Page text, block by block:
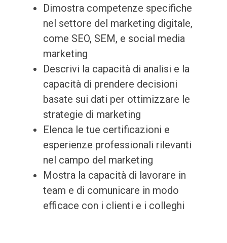
Dimostra competenze specifiche
nel settore del marketing digitale,
come SEO, SEM, e social media
marketing
Descrivi la capacità di analisi e la
capacità di prendere decisioni
basate sui dati per ottimizzare le
strategie di marketing
Elenca le tue certificazioni e
esperienze professionali rilevanti
nel campo del marketing
Mostra la capacità di lavorare in
team e di comunicare in modo
efficace con i clienti e i colleghi